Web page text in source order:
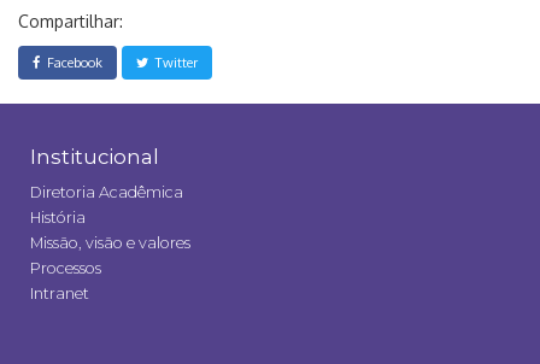
Compartilhar:
Facebook Twitter
Institucional
Diretoria Acadêmica
História
Missão, visão e valores
Processos
Intranet